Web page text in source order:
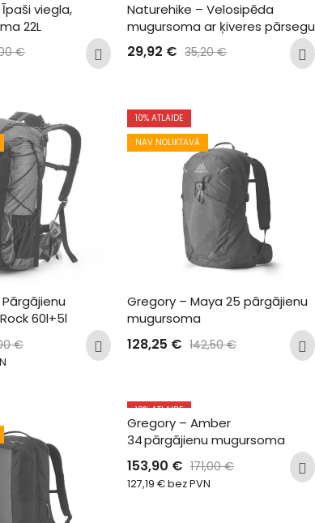
viegla,
22L
€
Naturehike – Velosipēda
mugursoma ar ķiveres pārsegu
29,92 € 35,20€
60l+5l
€
10% ATLAIDE
NAV NOLIKTAVĀ
Gregory – Maya 25 pārgājienu
mugursoma
128,25 € 142,50€
10% ATLAIDE
NAV NOLIKTAVĀ
Gregory – Amber
34 pārgājienu mugursoma
153,90 € 171,00€
127,19 €bez PVN